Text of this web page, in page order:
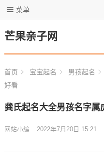
芒果亲子网
菜单
首页 宝宝起名 男孩起名
好看
龚氏起名大全男孩名字属
网站小编 2022年7月20日 15:21